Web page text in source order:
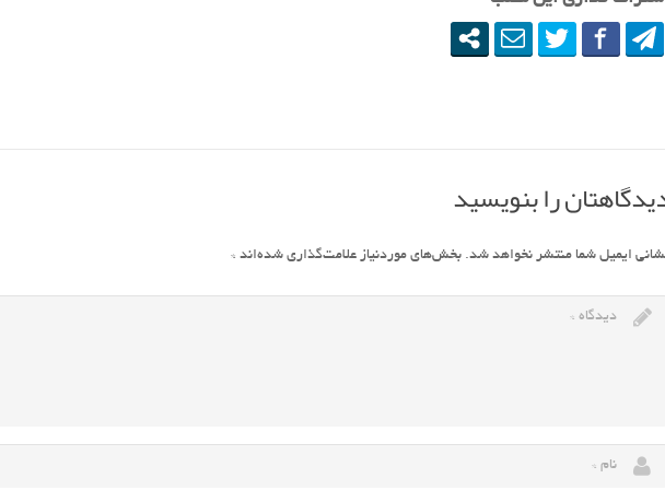
را بنویسید
ایمیل شما منتشر نخواهد شد. بخش‌های موردنیاز علامت‌گذاری شده‌اند *